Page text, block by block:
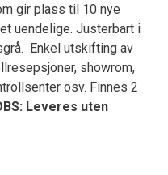
gir plass til 10 nye
uendelige. Justerbart i
Enkel utskifting av
showrom,
osv. Finnes 2
Leveres uten